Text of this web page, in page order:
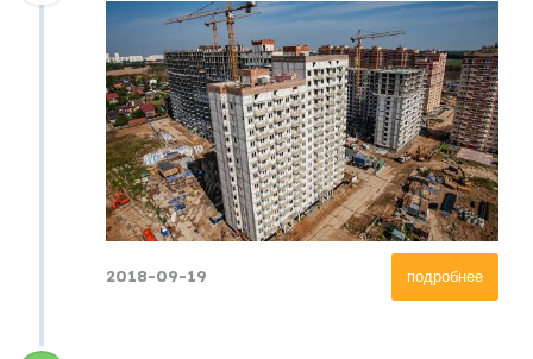
подробнее
2018-09-19